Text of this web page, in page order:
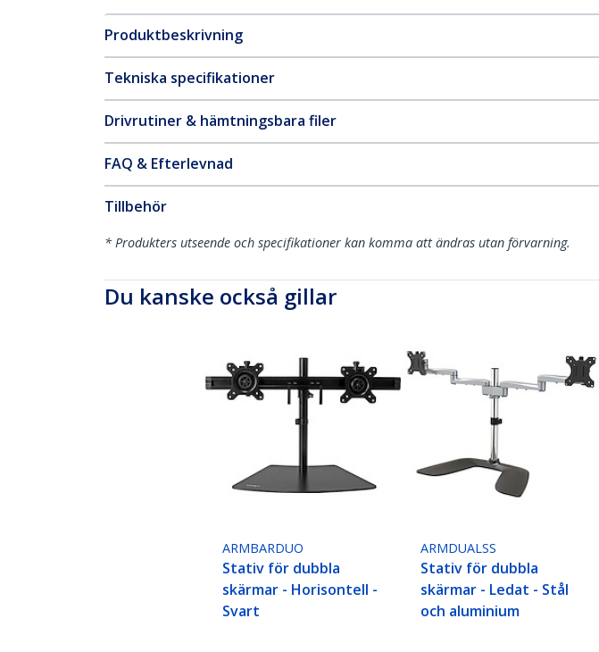
Produktbeskrivning
Tekniska specifikationer
Drivrutiner & hämtningsbara filer
FAQ & Efterlevnad
Tillbehör
* Produkters utseende och specifikationer kan komma att ändras utan förvarning.
Du kanske också gillar
ARMBARDUO
Stativ för dubbla
skärmar - Horisontell -
Svart
ARMDUALSS
Stativ för dubbla
skärmar - Ledat - Stål
och aluminium